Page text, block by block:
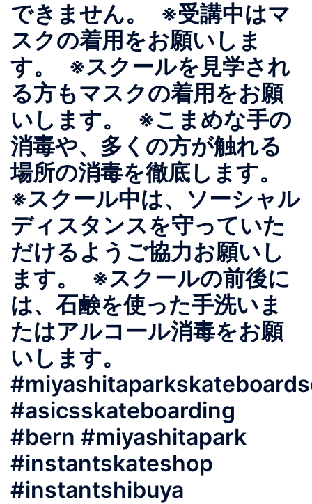
できません。 ※受講中はマ
スクの着用をお願いしま
す。 ※スクールを見学され
る方もマスクの着用をお願
いします。 ※こまめな手の
消毒や、多くの方が触れる
場所の消毒を徹底します。
※スクール中は、ソーシャル
ディスタンスを守っていた
だけるようご協力お願いし
ます。 ※スクールの前後に
は、石鹸を使った手洗いま
たはアルコール消毒をお願
いします。
#asicsskateboarding
#bern #miyashitapark
#instantskateshop
#instantshibuya